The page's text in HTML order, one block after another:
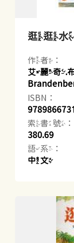
逛逛
作者：
艾麗奇.
ISBN：
索書號：
380.69
語系：
中文